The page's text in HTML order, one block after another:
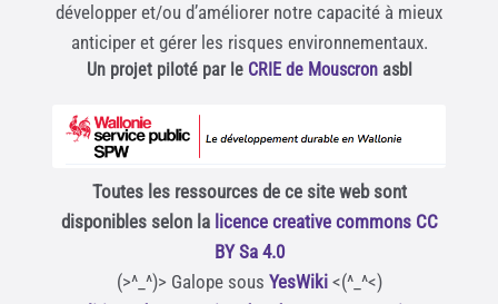
développer et/ou d’améliorer notre capacité à mieux
anticiper et gérer les risques environnementaux.
Un projet piloté par le CRIE de Mouscronasbl
Toutes les ressources de ce site web sont
disponibles selon la licence creative commons CC
BY Sa 4.0
(>^_^)> Galope sous YesWiki<(^_^<)